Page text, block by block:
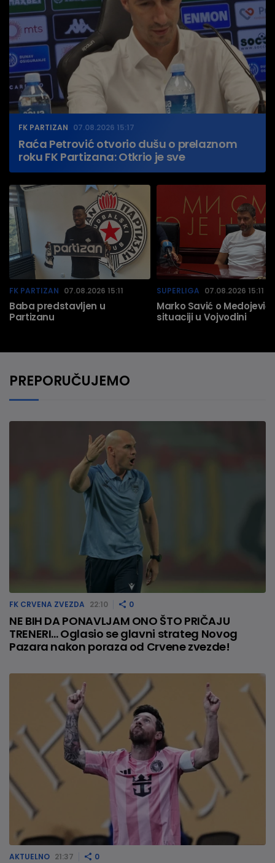
FK PARTIZAN 07.08.2026 15:17
Raća Petrović otvorio dušu o prelaznom
roku FK Partizana: Otkrio je sve
FK PARTIZAN 07.08.2026 15:11
Baba predstavljen u
Partizanu
SUPERLIGA 07.08.2026 15:11
Marko Savić o
situaciji u Vojvodini
PREPORUČUJEMO
FK CRVENA ZVEZDA 22:10 0
NE BIH DA PONAVLJAM ONO ŠTO PRIČAJU
TRENERI... Oglasio se glavni strateg Novog
Pazara nakon poraza od Crvene zvezde!
AKTUELNO 21:37 0